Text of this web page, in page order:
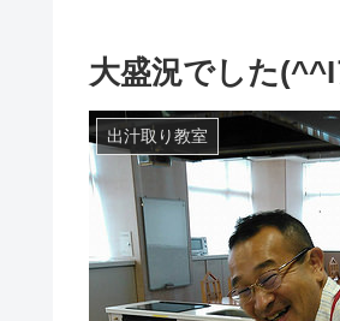
大盛況でした(^^I
出汁取り教室